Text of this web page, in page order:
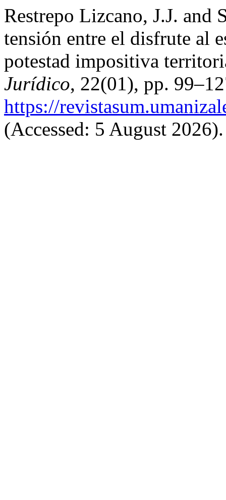
Restrepo Lizcano, J.J. and
tensión entre el disfrute al
potestad impositiva
Jurídico, 22(01), pp.
https://
(Accessed: 5 August 2026).